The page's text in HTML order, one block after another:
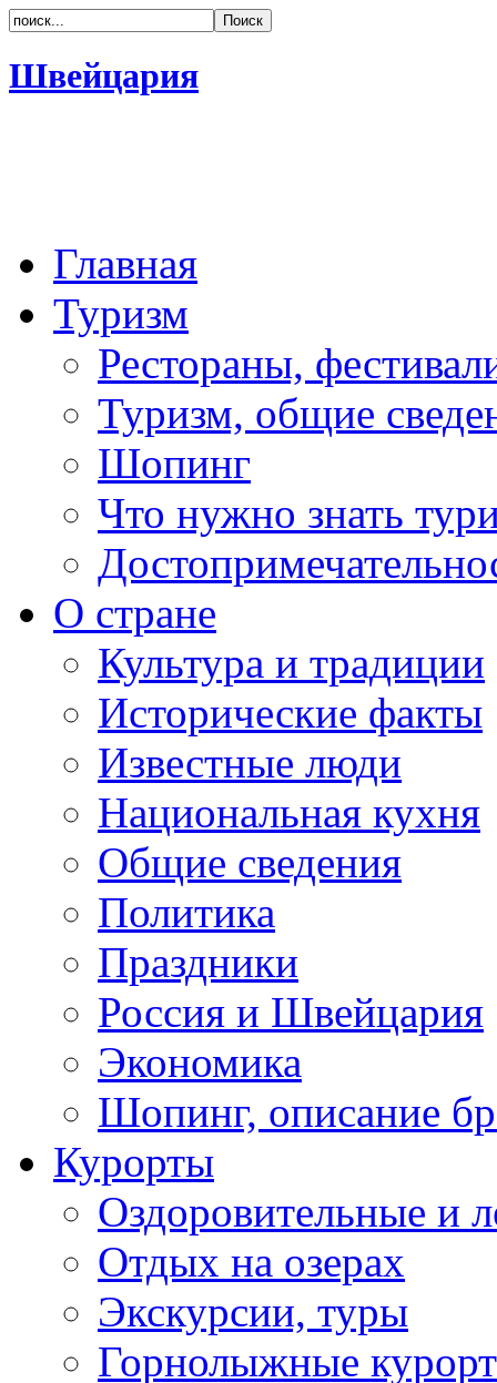
Швейцария
Главная
Туризм
Рестораны,
Туризм, общие
Шопинг
Что нужно знать
О стране
Культура и традиции
Исторические факты
Известные люди
Национальная кухня
Общие сведения
Политика
Праздники
Россия и Швейцария
Экономика
Шопинг, описание
Курорты
Оздоровительные и
Отдых на озерах
Экскурсии, туры
Горнолыжные